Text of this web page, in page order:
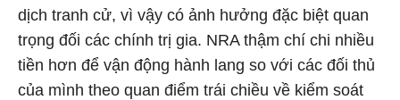
dịch tranh cử, vì vậy có ảnh hưởng đặc biệt quan
trọng đối các chính trị gia. NRA thậm chí chi nhiều
tiền hơn để vận động hành lang so với các đối thủ
của mình theo quan điểm trái chiều về kiểm soát